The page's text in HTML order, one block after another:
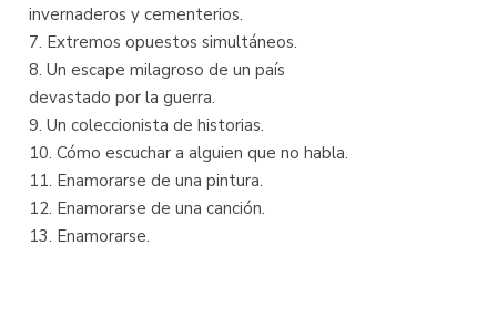
invernaderos y cementerios.
7. Extremos opuestos simultáneos.
8. Un escape milagroso de un país
devastado por la guerra.
9. Un coleccionista de historias.
10. Cómo escuchar a alguien que no habla.
11. Enamorarse de una pintura.
12. Enamorarse de una canción.
13. Enamorarse.